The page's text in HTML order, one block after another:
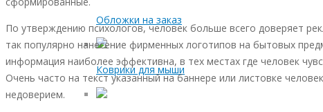
Обложки на заказ
Коврики для мыши
По утверждению психологов, человек больше всего доверяет
так популярно нанесение фирменных логотипов на бытовых
информация наиболее эффективна, в тех местах где человек
Очень часто на текст указанный на баннере или листовке
недоверием.